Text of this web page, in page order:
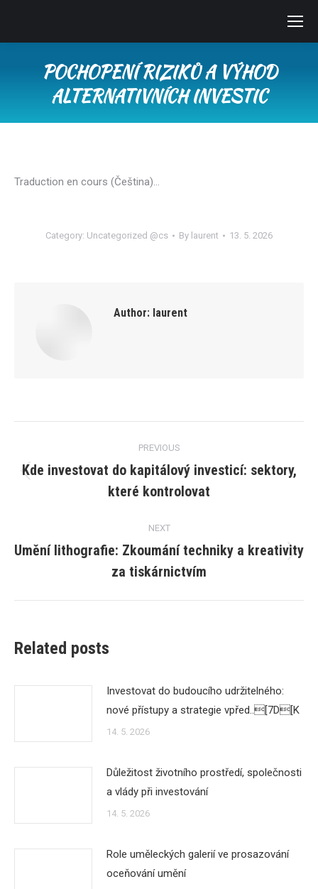
POCHOPENÍ RIZIKŮ A VÝHOD
ALTERNATIVNÍCH INVESTIC
Traduction en cours (Čeština)…
Category: Uncategorized @cs By laurent 13. 5. 2026
Author: laurent
navigation
PREVIOUS
Previous
post:
Kde investovat do kapitálový investicí: sektory,
které kontrolovat
NEXT
post:
Umění lithografie: Zkoumání techniky a kreativity
za tiskárnictvím
Related posts
Investovat do budoucího udržitelného:
nové přístupy a strategie vpřed..[7D[K
14. 5. 2026
Důležitost životního prostředí, společnosti
a vlády při investování
14. 5. 2026
Role uměleckých galerií ve prosazování
oceňování umění